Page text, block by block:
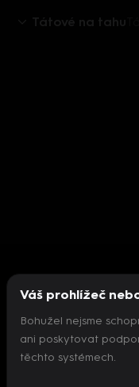
Tátové na tahu
Nepodařilo
Váš prohlížeč
Bohužel nejsme
ani poskytovat
těchto systémech.